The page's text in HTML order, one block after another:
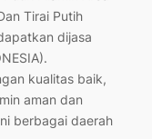
Tirai Putih
dijasa
kualitas baik,
aman dan
berbagai daerah